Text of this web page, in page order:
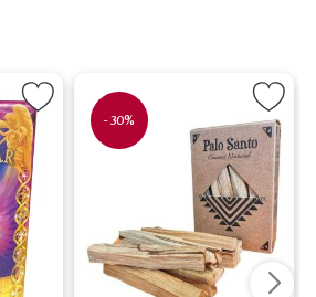
(på Svenska) som favorit
-30%
Markera Palo Santo -